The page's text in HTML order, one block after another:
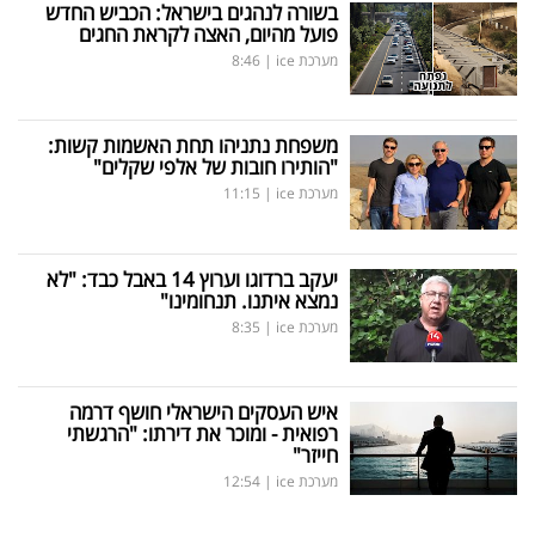
בשורה לנהגים בישראל: הכביש החדש
פועל מהיום, האצה לקראת החגים
מערכת ice |
8:46
משפחת נתניהו תחת האשמות קשות:
"הותירו חובות של אלפי שקלים"
מערכת ice |
11:15
יעקב ברדוגו וערוץ 14 באבל כבד: "לא
נמצא איתנו. תנחומינו"
מערכת ice |
8:35
איש העסקים הישראלי חושף דרמה
רפואית - ומוכר את דירתו: "הרגשתי
חייזר"
מערכת ice |
12:54